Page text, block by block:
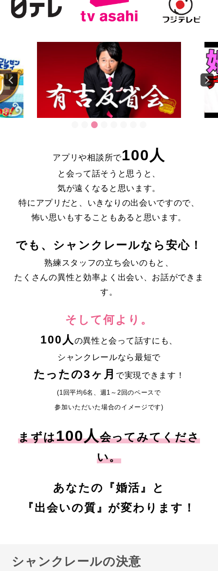
アプリや相談所で100人
と会って話そうと思うと、
気が遠くなると思います。
特にアプリだと、いきなりの出会いですので、
怖い思いもすることもあると思います。
でも、シャンクレールなら安心！
熟練スタッフの立ち会いのもと、
たくさんの異性と効率よく出会い、お話ができま
す。
そして何より。
100人の異性と会って話すにも、
シャンクレールなら最短で
たったの3ヶ月 で実現できます！
(1回平均6名、週1～2回のペースで
参加いただいた場合のイメージです)
まずは100人会ってみてくださ
い。
あなたの『婚活』と
『出会いの質』が変わります！
シャンクレールの決意